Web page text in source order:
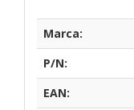
Marca:
P/N:
EAN: